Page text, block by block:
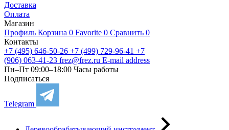
Доставка
Оплата
Магазин
Профиль Корзина 0 Favorite 0 Сравнить 0
Контакты
+7 (495) 646-50-26 +7 (499) 729-96-41 +7
(906) 063-41-23 frez@frez.ru E-mail address
Пн–Пт 09:00–18:00 Часы работы
Подписаться
Telegram